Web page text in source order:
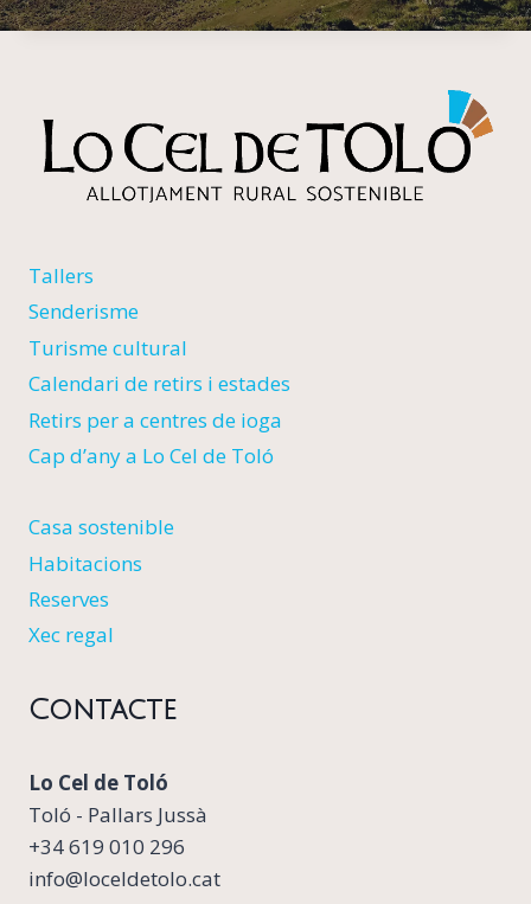
Tallers
Senderisme
Turisme cultural
Calendari de retirs i estades
Retirs per a centres de ioga
Cap d’any a Lo Cel de Toló
Casa sostenible
Habitacions
Reserves
Xec regal
Contacte
Lo Cel de Toló
Toló - Pallars Jussà
+34 619 010 296
info@loceldetolo.cat